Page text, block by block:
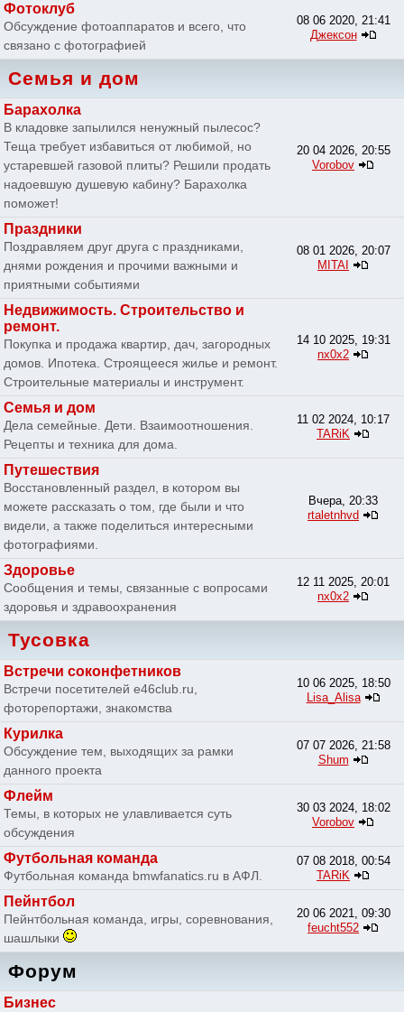
Фотоклуб
Обсуждение фотоаппаратов и всего, что
связано с фотографией
08 06 2020, 21:41
Джексон
Семья и дом
Барахолка
В кладовке запылился ненужный пылесос?
Теща требует избавиться от любимой, но
устаревшей газовой плиты? Решили продать
надоевшую душевую кабину? Барахолка
поможет!
20 04 2026, 20:55
Vorobov
Праздники
Поздравляем друг друга с праздниками,
днями рождения и прочими важными и
приятными событиями
08 01 2026, 20:07
MITAI
Недвижимость. Строительство и
ремонт.
Покупка и продажа квартир, дач, загородных
домов. Ипотека. Строящееся жилье и ремонт.
Строительные материалы и инструмент.
14 10 2025, 19:31
nx0x2
Семья и дом
Дела семейные. Дети. Взаимоотношения.
Рецепты и техника для дома.
11 02 2024, 10:17
TARiK
Путешествия
Восстановленный раздел, в котором вы
можете рассказать о том, где были и что
видели, а также поделиться интересными
фотографиями.
Вчера, 20:33
rtaletnhvd
Здоровье
Сообщения и темы, связанные с вопросами
здоровья и здравоохранения
12 11 2025, 20:01
nx0x2
Тусовка
Встречи соконфетников
Встречи посетителей e46club.ru,
фоторепортажи, знакомства
10 06 2025, 18:50
Lisa_Alisa
Курилка
Обсуждение тем, выходящих за рамки
данного проекта
07 07 2026, 21:58
Shum
Флейм
Темы, в которых не улавливается суть
обсуждения
30 03 2024, 18:02
Vorobov
Футбольная команда
Футбольная команда bmwfanatics.ru в АФЛ.
07 08 2018, 00:54
TARiK
Пейнтбол
Пейнтбольная команда, игры, соревнования,
шашлыки
20 06 2021, 09:30
feucht552
Форум
Бизнес